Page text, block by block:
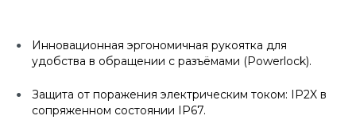
Инновационная эргономичная рукоятка для
удобства в обращении с разъёмами (Powerlock).
Защита от поражения электрическим током: IP2X в
сопряженном состоянии IP67.